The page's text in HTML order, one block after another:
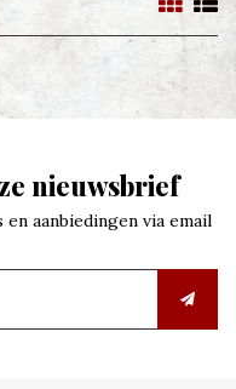
nieuwsbrief
aanbiedingen via email